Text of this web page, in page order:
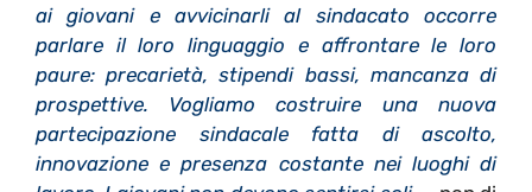
ai giovani e avvicinarli al sindacato occorre
parlare il loro linguaggio e affrontare le loro
paure: precarietà, stipendi bassi, mancanza di
prospettive. Vogliamo costruire una nuova
partecipazione sindacale fatta di ascolto,
innovazione e presenza costante nei luoghi di